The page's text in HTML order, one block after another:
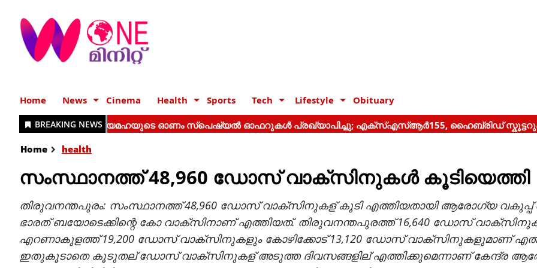
Home News Cinema Health Sports Tech Lifestyle Obituary
Home health
സംസ്ഥാനത്ത് 48,960 ഡോസ് വാക്‌സിനുകള്‍ കൂടിയെത്തി
തിരുവനന്തപുരം: സംസ്ഥാനത്ത് 48,960 ഡോസ് വാക്സിനുകള് കൂടി എത്തിയതായി ആരോഗ്യ വകുപ്പ്
ഭാരത് ബയോടെക്കിന്റെ കോ വാക്സിനാണ് എത്തിയത്. തിരുവനന്തപുരത്ത് 16,640 ഡോസ്
എറണാകുളത്ത് 19,200 ഡോസ് വാക്സിനുകളും കോഴിക്കോട് 13,120 ഡോസ് വാക്സിനുകളുമാണ്
ഇതുകൂടാതെ കൂടുതല് ഡോസ് വാക്സിനുകള് അടുത്ത ദിവസങ്ങളില് എത്തിക്കുമെന്നാണ് കേന്ദ്ര